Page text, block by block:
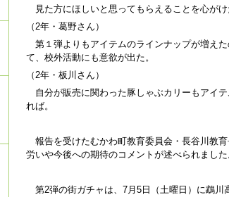
見た方にほしいと思ってもらえることを心が
（2年・葛野さん）
第１弾よりもアイテムのラインナップが増え
て、校外活動にも意欲が出た。
（2年・板川さん）
自分が販売に関わった豚しゃぶカリーもアイ
れば。
報告を受けたむかわ町教育委員会・長谷川教
労いや今後への期待のコメントが述べられました
第2弾の街ガチャは、7月5日（土曜日）に鵡川